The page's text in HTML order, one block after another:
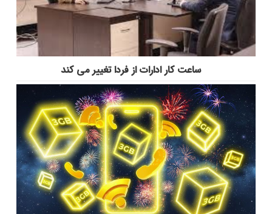
ساعت کار ادارات از فردا تغییر می کند